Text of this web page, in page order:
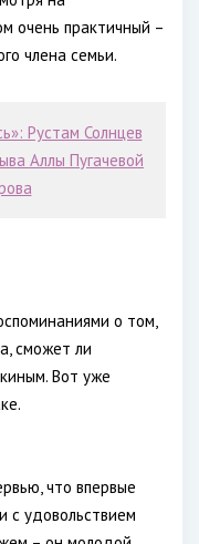
очень практичный –
члена семьи.
Рустам Солнцев
Аллы Пугачевой
о том,
сможет ли
Вот уже
что впервые
с удовольствием